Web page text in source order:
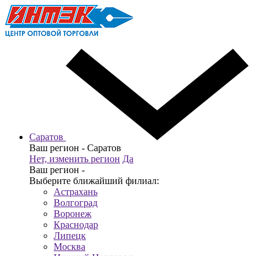
Саратов
Ваш регион - Саратов
Нет, изменить регион Да
Ваш регион -
Выберите ближайший филиал:
Астрахань
Волгоград
Воронеж
Краснодар
Липецк
Москва